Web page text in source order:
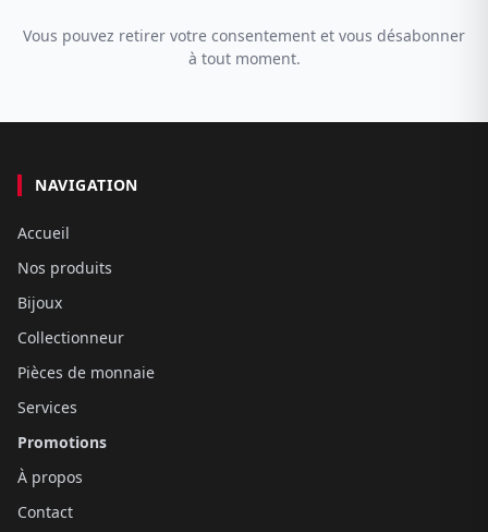
Vous pouvez retirer votre consentement et vous désabonner
à tout moment.
NAVIGATION
Accueil
Nos produits
Bijoux
Collectionneur
Pièces de monnaie
Services
Promotions
À propos
Contact